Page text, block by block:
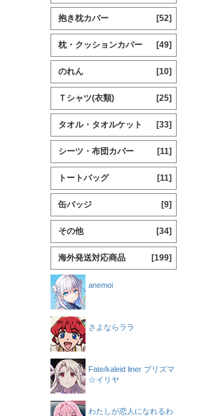
抱き枕カバー [52]
枕・クッションカバー [49]
のれん [10]
Ｔシャツ(衣類) [25]
タオル・タオルケット [33]
シーツ・布団カバー [11]
トートバッグ [11]
缶バッジ [9]
その他 [34]
海外発送対応商品 [199]
anemoi
さよならララ
Fate/kaleid liner プリズマ
☆イリヤ
わたしが恋人になれるわ